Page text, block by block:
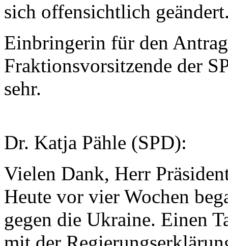
sich offensichtlich
Einbringerin für den
Fraktionsvorsitzende der
sehr.
Dr. Katja Pähle (SPD):
Vielen Dank, Herr
Heute vor vier Wochen
gegen die Ukraine. Einen